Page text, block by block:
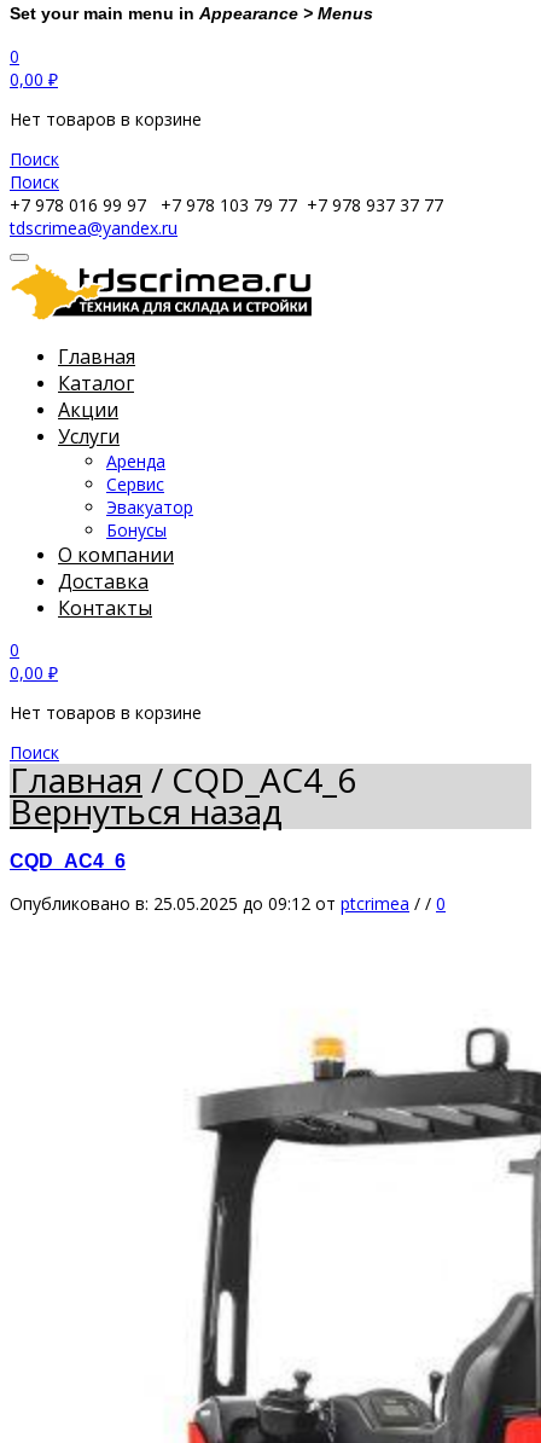
Set your main menu in Appearance > Menus
0
0,00 ₽
Нет товаров в корзине
Поиск
Поиск
+7 978 016 99 97
+7 978 103 79 77 +7 978 937 37 77
tdscrimea@yandex.ru
Главная
Каталог
Акции
Услуги
Аренда
Сервис
Эвакуатор
Бонусы
О компании
Доставка
Контакты
0
0,00 ₽
Нет товаров в корзине
Поиск
Главная/CQD_AC4_6
Вернуться назад
CQD_AC4_6
Опубликовано в: 25.05.2025 до 09:12 от ptcrimea / / 0